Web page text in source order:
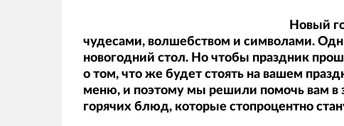
Новый
чудесами, волшебством и символами.
новогодний стол. Но чтобы праздник
о том, что же будет стоять на вашем
меню, и поэтому мы решили помочь вам в
горячих блюд, которые стопроцентно